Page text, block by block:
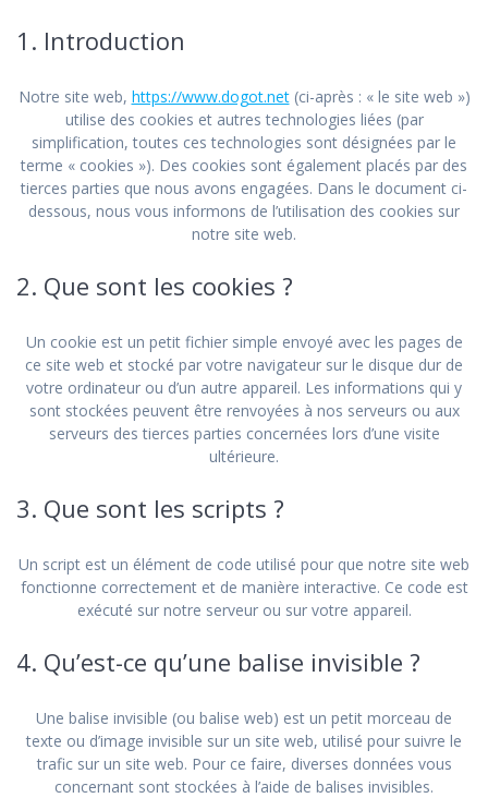
1. Introduction
Notre site web, https://www.dogot.net(ci-après : « le site web »)
utilise des cookies et autres technologies liées (par
simplification, toutes ces technologies sont désignées par le
terme « cookies »). Des cookies sont également placés par des
tierces parties que nous avons engagées. Dans le document ci-
dessous, nous vous informons de l’utilisation des cookies sur
notre site web.
2. Que sont les cookies ?
Un cookie est un petit fichier simple envoyé avec les pages de
ce site web et stocké par votre navigateur sur le disque dur de
votre ordinateur ou d’un autre appareil. Les informations qui y
sont stockées peuvent être renvoyées à nos serveurs ou aux
serveurs des tierces parties concernées lors d’une visite
ultérieure.
3. Que sont les scripts ?
Un script est un élément de code utilisé pour que notre site web
fonctionne correctement et de manière interactive. Ce code est
exécuté sur notre serveur ou sur votre appareil.
4. Qu’est-ce qu’une balise invisible ?
Une balise invisible (ou balise web) est un petit morceau de
texte ou d’image invisible sur un site web, utilisé pour suivre le
trafic sur un site web. Pour ce faire, diverses données vous
concernant sont stockées à l’aide de balises invisibles.